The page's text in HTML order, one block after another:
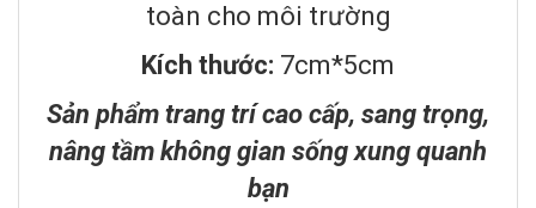
toàn cho môi trường
Kích thước: 7cm*5cm
Sản phẩm trang trí cao cấp, sang trọng,
nâng tầm không gian sống xung quanh
bạn